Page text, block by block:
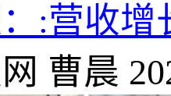
:营收
曹晨